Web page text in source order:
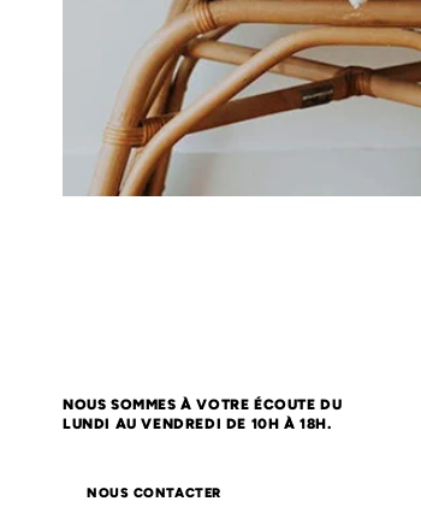
NOUS SOMMES À VOTRE ÉCOUTE DU
LUNDI AU VENDREDI DE 10H À 18H.
NOUS CONTACTER